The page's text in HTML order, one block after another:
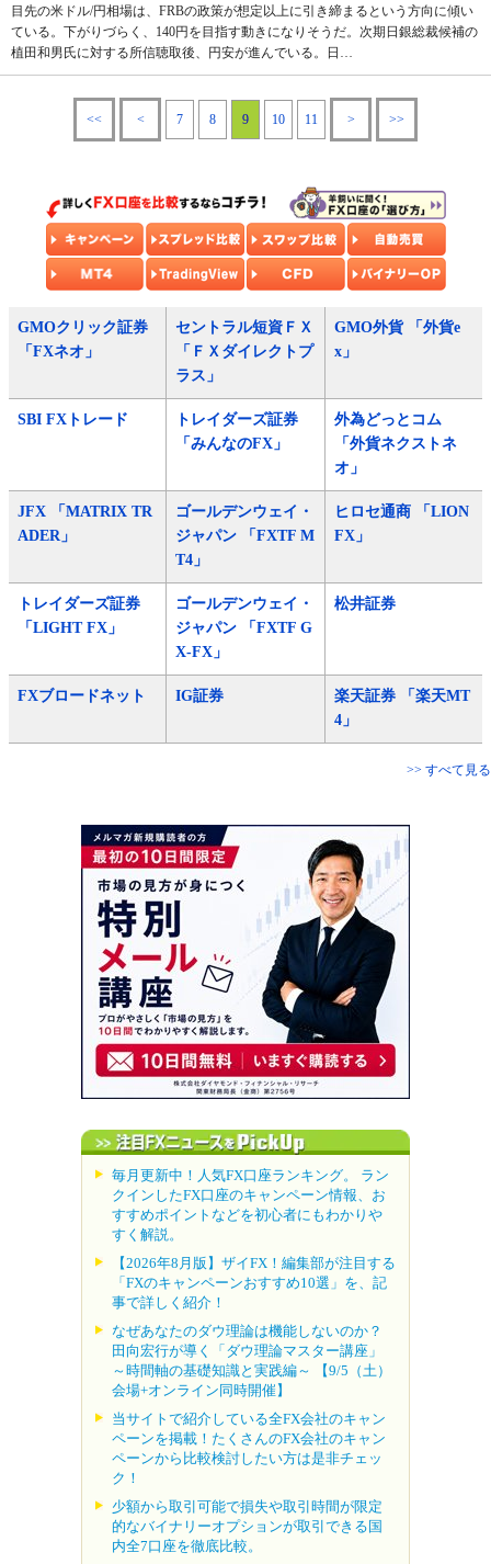
目先の米ドル/円相場は、FRBの政策が想定以上に引き締まるという方向に傾い
ている。下がりづらく、140円を目指す動きになりそうだ。次期日銀総裁候補の
植田和男氏に対する所信聴取後、円安が進んでいる。日…
<< < 7 8 9 10 11 > >>
GMOクリック証券
「FXネオ」
セントラル短資ＦＸ
「ＦＸダイレクトプ
ラス」
GMO外貨 「外貨e
x」
SBI FXトレード
トレイダーズ証券
「みんなのFX」
外為どっとコム
「外貨ネクストネ
オ」
JFX 「MATRIX TR
ADER」
ゴールデンウェイ・
ジャパン 「FXTF M
T4」
ヒロセ通商 「LION
FX」
トレイダーズ証券
「LIGHT FX」
ゴールデンウェイ・
ジャパン 「FXTF G
X-FX」
松井証券
FXブロードネット IG証券
楽天証券 「楽天MT
4」
>> すべて見る
毎月更新中！人気FX口座ランキング。 ラン
クインしたFX口座のキャンペーン情報、お
すすめポイントなどを初心者にもわかりや
すく解説。
【2026年8月版】ザイFX！編集部が注目する
「FXのキャンペーンおすすめ10選」を、記
事で詳しく紹介！
なぜあなたのダウ理論は機能しないのか？
田向宏行が導く「ダウ理論マスター講座」
～時間軸の基礎知識と実践編～ 【9/5（土）
会場+オンライン同時開催】
当サイトで紹介している全FX会社のキャン
ペーンを掲載！たくさんのFX会社のキャン
ペーンから比較検討したい方は是非チェッ
ク！
少額から取引可能で損失や取引時間が限定
的なバイナリーオプションが取引できる国
内全7口座を徹底比較。